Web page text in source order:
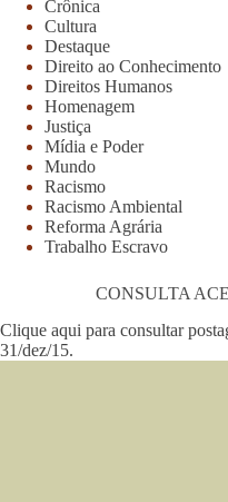
Crônica
Cultura
Destaque
Direito ao Conhecimento
Direitos Humanos
Homenagem
Justiça
Mídia e Poder
Mundo
Racismo
Racismo Ambiental
Reforma Agrária
Trabalho Escravo
CONSULTA
Clique aqui para consultar
31/dez/15.